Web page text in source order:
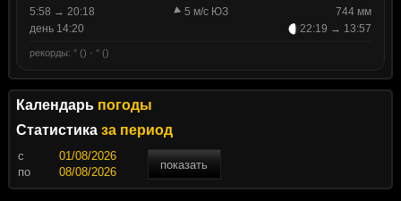
5:58 → 20:18
5 м/с ЮЗ
744 мм
день 14:20
22:19 → 13:57
рекорды: ° () · ° ()
Календарь погоды
Статистика за период
c
показать
по